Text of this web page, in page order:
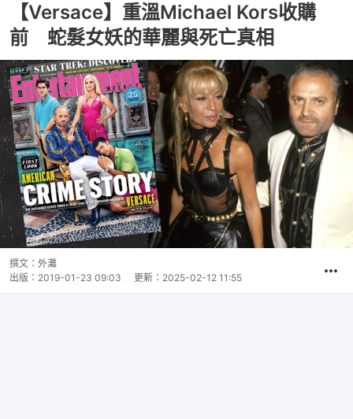
【Versace】重溫Michael Kors收購
前 蛇髮女妖的華麗與死亡真相
撰文： 外灘
出版： 2019-01-23 09:03 更新： 2025-02-12 11:55